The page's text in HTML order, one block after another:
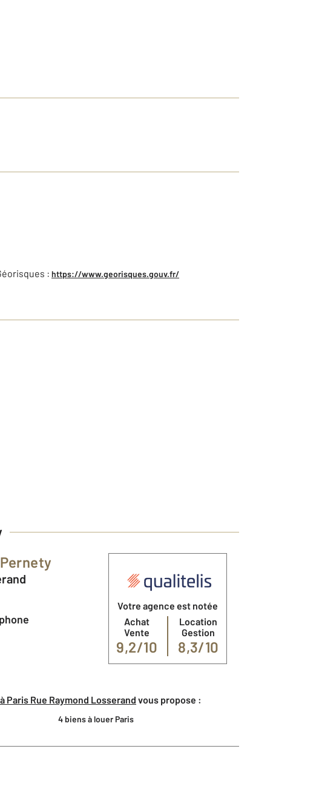
: https://www.georisques.gouv.fr/
Pernety
Votre agence est notée
Achat
Vente
9,2/10
Location
Gestion
8,3/10
Paris Rue Raymond Losserand vous propose :
4 biens à louer Paris